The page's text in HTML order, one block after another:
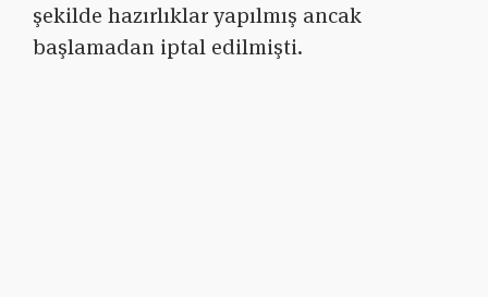
şekilde hazırlıklar yapılmış ancak
başlamadan iptal edilmişti.